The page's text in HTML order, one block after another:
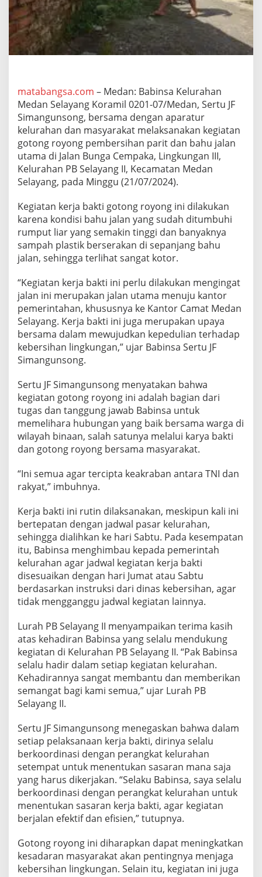
g
G
e
r
t
o
n
g
R
o
y
o
n
g
e
r
a
m
a
p
r
a
t
u
r
K
u
r
a
h
a
n
d
n
W
a
g
a
matabangsa.com – Medan: Babinsa Kelurahan
Medan Selayang Koramil 0201-07/Medan, Sertu JF
Simangunsong, bersama dengan aparatur
kelurahan dan masyarakat melaksanakan kegiatan
gotong royong pembersihan parit dan bahu jalan
utama di Jalan Bunga Cempaka, Lingkungan III,
Kelurahan PB Selayang II, Kecamatan Medan
Selayang, pada Minggu (21/07/2024).
Kegiatan kerja bakti gotong royong ini dilakukan
karena kondisi bahu jalan yang sudah ditumbuhi
rumput liar yang semakin tinggi dan banyaknya
sampah plastik berserakan di sepanjang bahu
jalan, sehingga terlihat sangat kotor.
“Kegiatan kerja bakti ini perlu dilakukan mengingat
jalan ini merupakan jalan utama menuju kantor
pemerintahan, khususnya ke Kantor Camat Medan
Selayang. Kerja bakti ini juga merupakan upaya
bersama dalam mewujudkan kepedulian terhadap
kebersihan lingkungan,” ujar Babinsa Sertu JF
Simangunsong.
Sertu JF Simangunsong menyatakan bahwa
kegiatan gotong royong ini adalah bagian dari
tugas dan tanggung jawab Babinsa untuk
memelihara hubungan yang baik bersama warga di
wilayah binaan, salah satunya melalui karya bakti
dan gotong royong bersama masyarakat.
“Ini semua agar tercipta keakraban antara TNI dan
rakyat,” imbuhnya.
Kerja bakti ini rutin dilaksanakan, meskipun kali ini
bertepatan dengan jadwal pasar kelurahan,
sehingga dialihkan ke hari Sabtu. Pada kesempatan
itu, Babinsa menghimbau kepada pemerintah
kelurahan agar jadwal kegiatan kerja bakti
disesuaikan dengan hari Jumat atau Sabtu
berdasarkan instruksi dari dinas kebersihan, agar
tidak mengganggu jadwal kegiatan lainnya.
Lurah PB Selayang II menyampaikan terima kasih
atas kehadiran Babinsa yang selalu mendukung
kegiatan di Kelurahan PB Selayang II. “Pak Babinsa
selalu hadir dalam setiap kegiatan kelurahan.
Kehadirannya sangat membantu dan memberikan
semangat bagi kami semua,” ujar Lurah PB
Selayang II.
Sertu JF Simangunsong menegaskan bahwa dalam
setiap pelaksanaan kerja bakti, dirinya selalu
berkoordinasi dengan perangkat kelurahan
setempat untuk menentukan sasaran mana saja
yang harus dikerjakan. “Selaku Babinsa, saya selalu
berkoordinasi dengan perangkat kelurahan untuk
menentukan sasaran kerja bakti, agar kegiatan
berjalan efektif dan efisien,” tutupnya.
Gotong royong ini diharapkan dapat meningkatkan
kesadaran masyarakat akan pentingnya menjaga
kebersihan lingkungan. Selain itu, kegiatan ini juga